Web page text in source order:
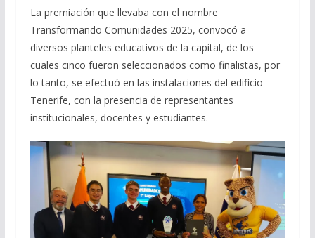
La premiación que llevaba con el nombre
Transformando Comunidades 2025, convocó a
diversos planteles educativos de la capital, de los
cuales cinco fueron seleccionados como finalistas, por
lo tanto, se efectuó en las instalaciones del edificio
Tenerife, con la presencia de representantes
institucionales, docentes y estudiantes.